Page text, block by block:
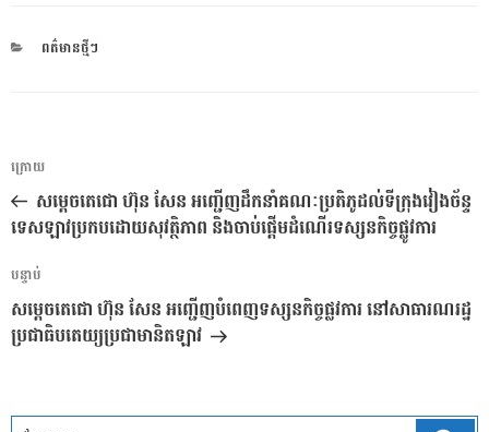
CATEGORIES
ពត៌មានថ្មីៗ
ការ​
នាំទិស​
ប្រកាស
អត្ថបទ
មុន
ក្រោយ
សម្ដេចតេជោ ហ៊ុន សែន អញ្ជើញដឹកនាំគណៈប្រតិភូដល់ទីក្រុងវៀងច័ន្ទ
ទេសឡាវប្រកបដោយសុវត្ថិភាព​ និងចាប់ផ្ដើមដំណើរទស្សនកិច្ចផ្លូវការ
អត្ថបទ
បន្ទាប់
បន្ទាប់
សម្ដេចតេជោ ហ៊ុន សែន អញ្ជើញបំពេញទស្សនកិច្ចផ្លវការ នៅសាធារណ​រដ្ឋ​
ប្រជាធិបតេយ្យប្រជាមានិតឡាវ